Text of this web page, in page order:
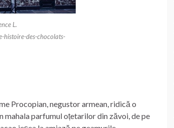
L.
histoire-des-chocolats-
Procopian, negustor armean, ridică o
mahala parfumul oțetarilor din zăvoi, de pe